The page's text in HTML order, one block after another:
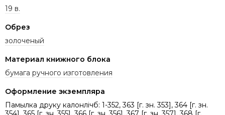
19 в.
Обрез
золоченый
Материал книжного блока
бумага ручного изготовления
Оформление экземпляра
Памылка друку калонлічб: 1-352, 363 [г. зн. 353], 364 [г. зн.